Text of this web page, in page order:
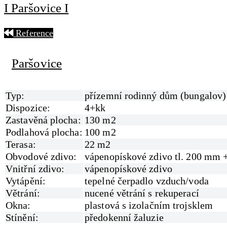
I Paršovice I
Reference
Paršovice
Typ:
přízemní rodinný dům (bungalov)
Dispozice:
4+kk
Zastavěná plocha: 130 m2
Podlahová plocha: 100 m2
Terasa:
22 m2
Obvodové zdivo:
vápenopískové zdivo tl. 200 mm
Vnitřní zdivo:
vápenopískové zdivo
Vytápění:
tepelné čerpadlo vzduch/voda
Větrání:
nucené větrání s rekuperací
Okna:
plastová s izolačním trojsklem
Stínění:
předokenní žaluzie